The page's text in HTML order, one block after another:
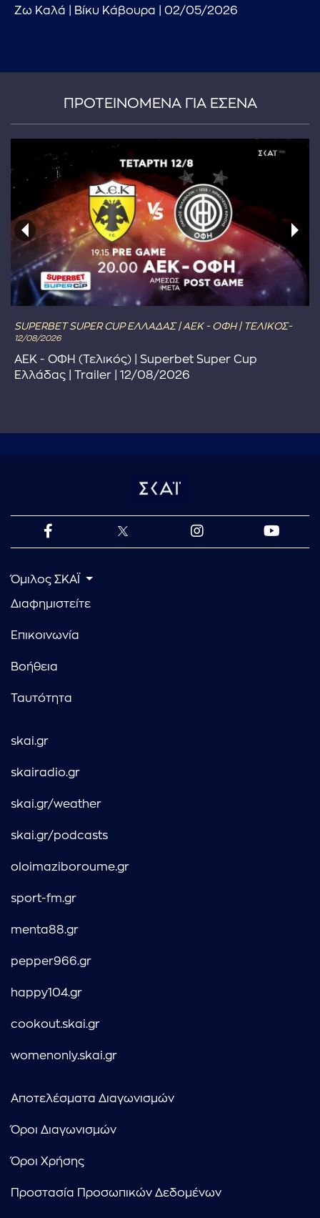
Ζω Καλά | Βίκυ Κάβουρα | 02/05/2026
ΠΡΟΤΕΙΝΟΜΕΝΑ ΓΙΑ ΕΣΕΝΑ
SUPERBET SUPER CUP ΕΛΛΑΔΑΣ | ΑΕΚ - ΟΦΗ | ΤΕΛΙΚΟΣ-
12/08/2026
ΑΕΚ - ΟΦΗ (Τελικός) | Superbet Super Cup
Ελλάδας | Trailer | 12/08/2026
Όμιλος ΣΚΑΪ
Διαφημιστείτε
Επικοινωνία
Βοήθεια
Ταυτότητα
skai.gr
skairadio.gr
skai.gr/weather
skai.gr/podcasts
oloimaziboroume.gr
sport-fm.gr
menta88.gr
pepper966.gr
happy104.gr
cookout.skai.gr
womenonly.skai.gr
Αποτελέσματα Διαγωνισμών
Όροι Διαγωνισμών
Όροι Χρήσης
Προστασία Προσωπικών Δεδομένων